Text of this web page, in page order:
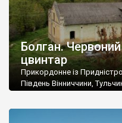
Болган.
цвинтар
Прикордонне із
Південь Вінниччини,
старовинний цвинтар із